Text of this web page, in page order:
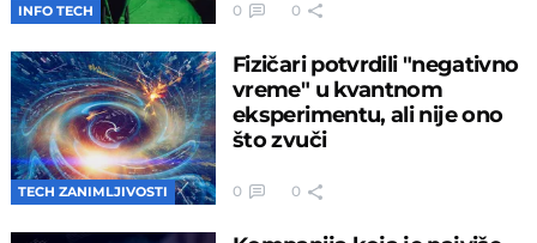
INFO TECH 0 0
TECH ZANIMLJIVOSTI
Fizičari potvrdili "negativno
vreme" u kvantnom
eksperimentu, ali nije ono
što zvuči
0 0